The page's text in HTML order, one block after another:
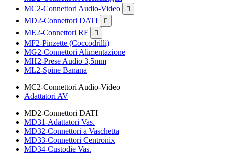
MC2-Connettori Audio-Video

MD2-Connettori DATI 
ME2-Connettori RF 
MF2-Pinzette (Coccodrilli)
MG2-Connettori Alimentazione
MH2-Prese Audio 3,5mm
ML2-Spine Banana
MC2-Connettori Audio-Video
Adattatori AV
MD2-Connettori DATI
MD31-Adattatori Vas.
MD32-Connettori a Vaschetta
MD33-Connettori Centronix
MD34-Custodie Vas.